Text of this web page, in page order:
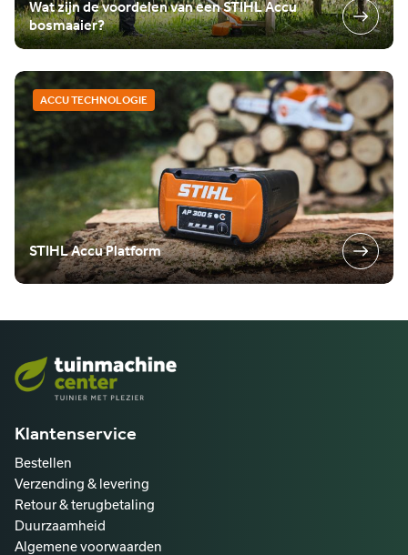
Wat zijn de voordelen van een STIHL Accu
bosmaaier?
ACCU TECHNOLOGIE
STIHL Accu Platform
Klantenservice
Bestellen
Verzending & levering
Retour & terugbetaling
Duurzaamheid
Algemene voorwaarden